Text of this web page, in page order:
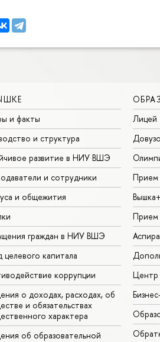
и факты
и структура
развитие в НИУ ВШЭ
и сотрудники
и общежития
граждан в НИУ ВШЭ
капитала
коррупции
о доходах, расходах, об
и обязательствах
характера
об образовательной
Лицей
Прием
Прием
Центр